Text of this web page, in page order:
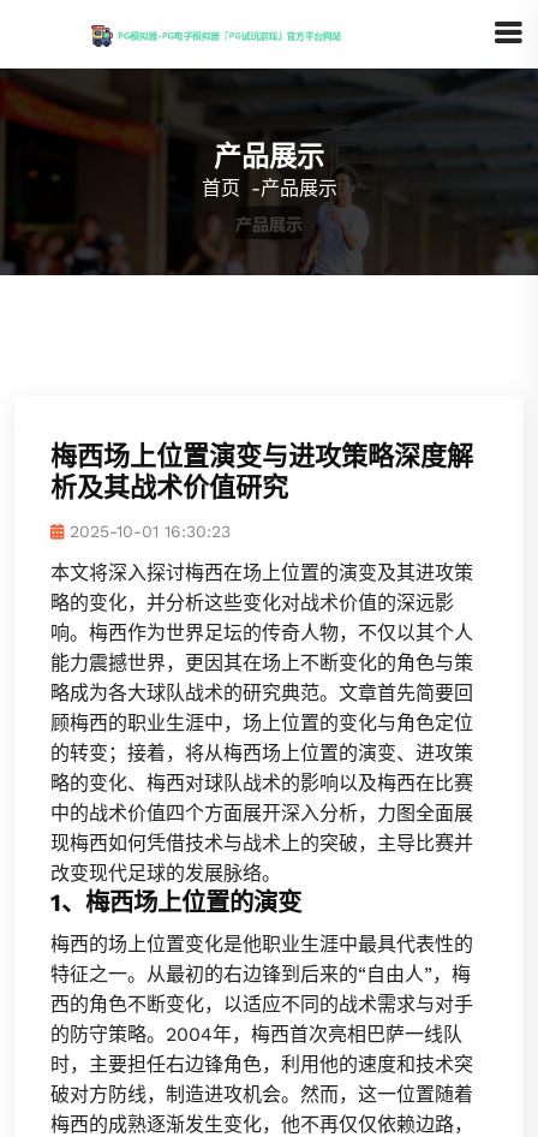
产品展示
首页 -产品展示
梅西场上位置演变与进攻策略深度解
析及其战术价值研究
2025-10-01 16:30:23
本文将深入探讨梅西在场上位置的演变及其进攻策
略的变化，并分析这些变化对战术价值的深远影
响。梅西作为世界足坛的传奇人物，不仅以其个人
能力震撼世界，更因其在场上不断变化的角色与策
略成为各大球队战术的研究典范。文章首先简要回
顾梅西的职业生涯中，场上位置的变化与角色定位
的转变；接着，将从梅西场上位置的演变、进攻策
略的变化、梅西对球队战术的影响以及梅西在比赛
中的战术价值四个方面展开深入分析，力图全面展
现梅西如何凭借技术与战术上的突破，主导比赛并
改变现代足球的发展脉络。
1、梅西场上位置的演变
梅西的场上位置变化是他职业生涯中最具代表性的
特征之一。从最初的右边锋到后来的“自由人”，梅
西的角色不断变化，以适应不同的战术需求与对手
的防守策略。2004年，梅西首次亮相巴萨一线队
时，主要担任右边锋角色，利用他的速度和技术突
破对方防线，制造进攻机会。然而，这一位置随着
梅西的成熟逐渐发生变化，他不再仅仅依赖边路，